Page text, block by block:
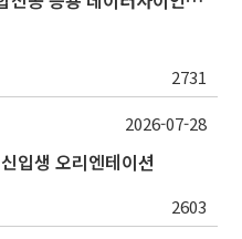
2731
입생 오리엔테이션
2603
2026-07-28